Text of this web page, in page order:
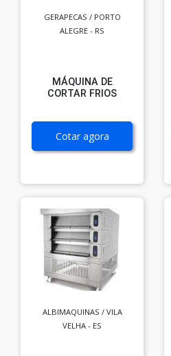
GERAPECAS / PORTO
ALEGRE - RS
MÁQUINA DE
CORTAR FRIOS
Cotar agora
ALBIMAQUINAS / VILA
VELHA - ES